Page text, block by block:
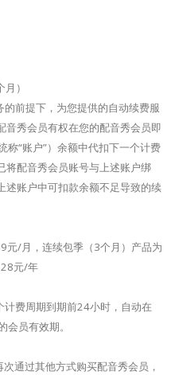
）
前提下，为您提供的自动续费服
音秀会员有权在您的配音秀会员即
“账户”）余额中代扣下一个计费
将配音秀会员账号与上述账户绑
述账户中可扣款余额不足导致的续
元/月，连续包季（3个月）产品为
元/年
费周期到期前24小时，自动在
员有效期。
通过其他方式购买配音秀会员，